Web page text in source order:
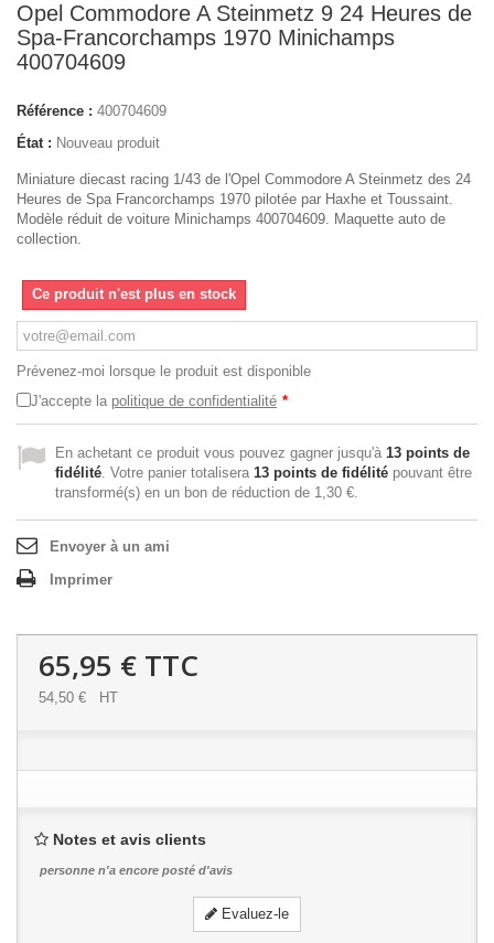
Opel Commodore A Steinmetz 9 24 Heures de
Spa-Francorchamps 1970 Minichamps
400704609
Référence : 400704609
État : Nouveau produit
Miniature diecast racing 1/43 de l'Opel Commodore A Steinmetz des 24
Heures de Spa Francorchamps 1970 pilotée par Haxhe et Toussaint.
Modèle réduit de voiture Minichamps 400704609. Maquette auto de
collection.
Ce produit n'est plus en stock
Prévenez-moi lorsque le produit est disponible
J'accepte la politique de confidentialité *
En achetant ce produit vous pouvez gagner jusqu'à 13 points de
fidélité. Votre panier totalisera 13 points de fidélité pouvant être
transformé(s) en un bon de réduction de 1,30 €.
Envoyer à un ami
Imprimer
65,95 € TTC
54,50 € HT
Notes et avis clients
personne n'a encore posté d'avis
Evaluez-le